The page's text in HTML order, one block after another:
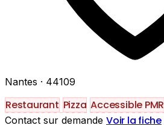
Nantes · 44109
Restaurant Pizza Accessible PMR
Contact sur demande Voir la fiche